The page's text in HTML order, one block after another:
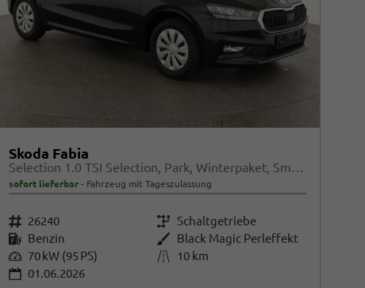
Skoda Fabia
Selection 1.0 TSI Selection, Park, Winterpaket, SmartLink, 4 J.-Garantie
sofort lieferbar Fahrzeug mit Tageszulassung
Fahrzeugnr. 26240 Getriebe Schaltgetriebe
Kraftstoff Benzin Außenfarbe Black Magic Perleffekt
Leistung 70 kW (95 PS) Kilometerstand 10 km
01.06.2026